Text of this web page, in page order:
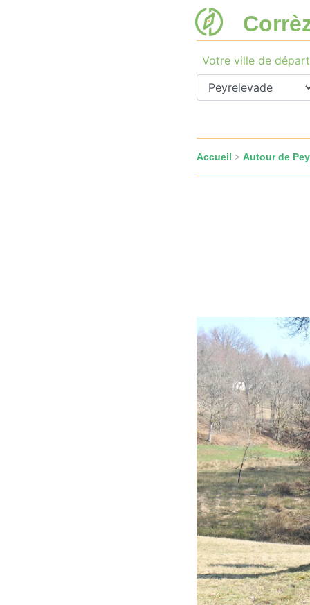
Votre ville de départ
Accueil > Autour de